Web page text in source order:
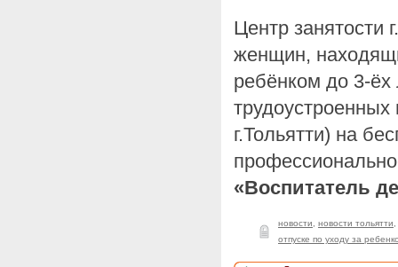
Центр занятости
женщин,
ребёнком до 3-
г.Тольятти) на
«Воспитатель
новости новости тольятти
отпуске по уходу за